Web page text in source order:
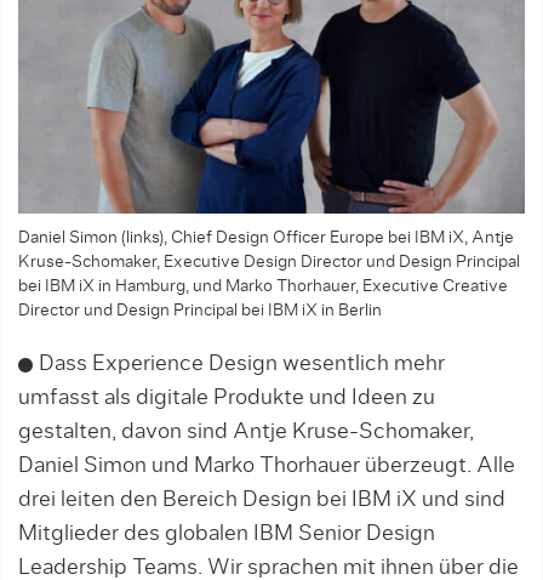
Daniel Simon (links), Chief Design Officer Europe bei IBM iX, Antje
Kruse-Schomaker, Executive Design Director und Design Principal
bei IBM iX in Hamburg, und Marko Thorhauer, Executive Creative
Director und Design Principal bei IBM iX in Berlin
Da­ss Experience Design wesentlich mehr
umfasst als digitale Produkte und Ideen zu
gestalten, davon sind Antje Kruse-Schomaker,
Daniel Simon und Marko Thorhauer überzeugt. Alle
drei leiten den Bereich Design bei IBM iX und sind
Mitglieder des globalen IBM Senior Design
Leadership Teams. Wir sprachen mit ihnen über die